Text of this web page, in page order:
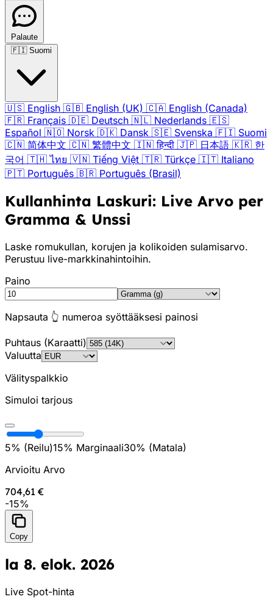
Palaute
🇫🇮 Suomi
🇺🇸 English 🇬🇧 English (UK) 🇨🇦 English (Canada)
🇫🇷 Français 🇩🇪 Deutsch 🇳🇱 Nederlands 🇪🇸
Español 🇳🇴 Norsk 🇩🇰 Dansk 🇸🇪 Svenska 🇫🇮 Suomi
🇨🇳 简体中文 🇨🇳 繁體中文 🇮🇳 हिन्दी 🇯🇵 日本語 🇰🇷 한
국어 🇹🇭 ไทย 🇻🇳 Tiếng Việt 🇹🇷 Türkçe 🇮🇹 Italiano
🇵🇹 Português 🇧🇷 Português (Brasil)
Kullanhinta Laskuri: Live Arvo per
Gramma & Unssi
Laske romukullan, korujen ja kolikoiden sulamisarvo.
Perustuu live-markkinahintoihin.
Paino
Napsauta 👆 numeroa syöttääksesi painosi
Puhtaus (Karaatti)
Valuutta
Välityspalkkio
Simuloi tarjous
5% (Reilu)15% Marginaali30% (Matala)
Arvioitu Arvo
704,61 €
-15%
Copy
la 8. elok. 2026
Live Spot-hinta